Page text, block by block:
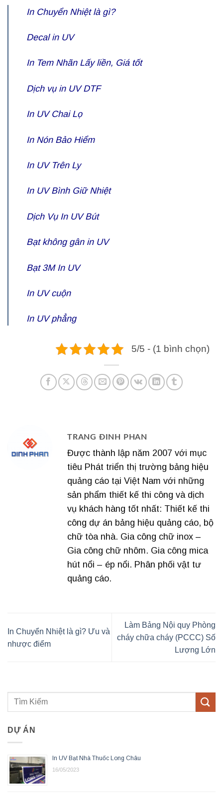
In Chuyển Nhiệtlà gì?
Decal in UV
In Tem NhãnLấy liền, Giá tốt
Dịch vụ in UV DTF
In UV Chai Lọ
In Nón Bảo Hiểm
In UV Trên Ly
In UV Bình Giữ Nhiệt
Dịch Vụ In UV Bút
Bạt không gân in UV
Bạt 3M In UV
In UV cuộn
In UV phẳng
5/5 - (1 bình chọn)
TRANG ĐINH PHAN
Được thành lập năm 2007 với mục
tiêu Phát triển thị trường bảng hiệu
quảng cáo tại Việt Nam với những
sản phẩm thiết kế thi công và dịch
vụ khách hàng tốt nhất: Thiết kế thi
công dự án bảng hiệu quảng cáo, bộ
chữ tòa nhà. Gia công chữ inox –
Gia công chữ nhôm. Gia công mica
hút nổi – ép nổi. Phân phối vật tư
quảng cáo.
In Chuyển Nhiệt là gì? Ưu và
nhược điểm
Làm Bảng Nội quy Phòng
cháy chữa cháy (PCCC) Số
Lượng Lớn
DỰ ÁN
In UV Bạt Nhà Thuốc Long Châu
16/05/2023